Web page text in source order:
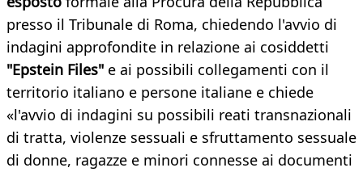
presso il Tribunale di Roma, chiedendo l'avvio di
indagini approfondite in relazione ai cosiddetti
"Epstein Files" e ai possibili collegamenti con il
territorio italiano e persone italiane e chiede
«l'avvio di indagini su possibili reati transnazionali
di tratta, violenze sessuali e sfruttamento sessuale
di donne, ragazze e minori connesse ai documenti